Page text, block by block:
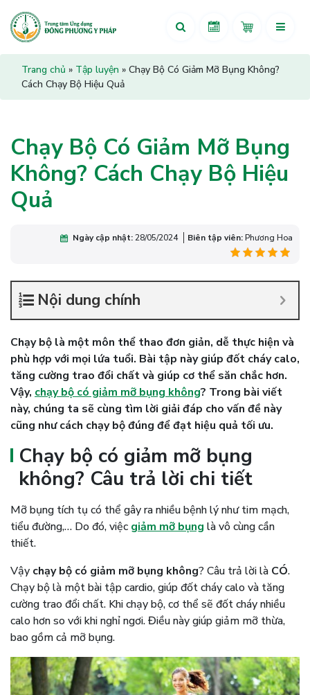
Trang chủ » Tập luyện » Chạy Bộ Có Giảm Mỡ Bụng Không?
Cách Chạy Bộ Hiệu Quả
Chạy Bộ Có Giảm Mỡ Bụng
Không? Cách Chạy Bộ Hiệu
Quả
Ngày cập nhật:28/05/2024 Biên tập viên:Phương Hoa
Nội dung chính
Chạy bộ là một môn thể thao đơn giản, dễ thực hiện và
phù hợp với mọi lứa tuổi. Bài tập này giúp đốt cháy calo,
tăng cường trao đổi chất và giúp cơ thể săn chắc hơn.
Vậy, chạy bộ có giảm mỡ bụng không? Trong bài viết
này, chúng ta sẽ cùng tìm lời giải đáp cho vấn đề này
cũng như cách chạy bộ đúng để đạt hiệu quả tối ưu.
Chạy bộ có giảm mỡ bụng
không? Câu trả lời chi tiết
Mỡ bụng tích tụ có thể gây ra nhiều bệnh lý như tim mạch,
tiểu đường,… Do đó, việc giảm mỡ bụng là vô cùng cần
thiết.
Vậy chạy bộ có giảm mỡ bụng không? Câu trả lời là CÓ.
Chạy bộ là một bài tập cardio, giúp đốt cháy calo và tăng
cường trao đổi chất. Khi chạy bộ, cơ thể sẽ đốt cháy nhiều
calo hơn so với khi nghỉ ngơi. Điều này giúp giảm mỡ thừa,
bao gồm cả mỡ bụng.